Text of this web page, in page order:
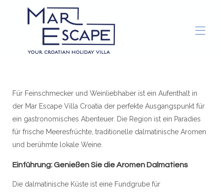
Galerie
Concierge-Dienste
Dinge die zu tun sind ▾
Für Feinschmecker und Weinliebhaber ist ein Aufenthalt in
der Mar Escape Villa Croatia der perfekte Ausgangspunkt für
ein gastronomisches Abenteuer. Die Region ist ein Paradies
für frische Meeresfrüchte, traditionelle dalmatinische Aromen
und berühmte lokale Weine.
Einführung: Genießen Sie die Aromen Dalmatiens
Die dalmatinische Küste ist eine Fundgrube für